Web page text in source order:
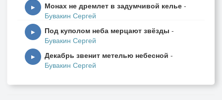
Ласкает сердце печальная радость,
и память волнует простое счастье.
▶ Монах не дремлет в задумчивой келье -
Бувакин Сергей
▶ Под куполом неба мерцают звёзды -
Бувакин Сергей
▶ Декабрь звенит метелью небесной -
Бувакин Сергей